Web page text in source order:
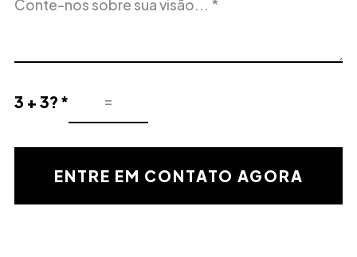
Interesse
do
3 + 3? *
Resultado
la
validaciónENTRE EM CONTATO AGORA